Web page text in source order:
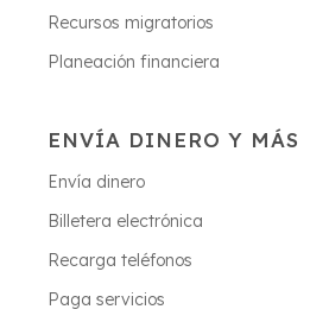
Recursos migratorios
Planeación financiera
ENVÍA DINERO Y MÁS
Envía dinero
Billetera electrónica
Recarga teléfonos
Paga servicios